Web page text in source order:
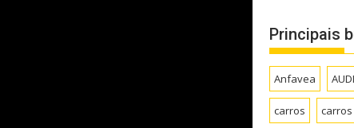
Principais
Anfavea AUDI
carros